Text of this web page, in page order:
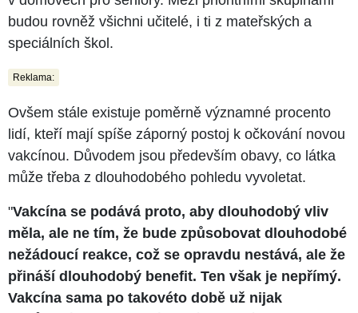
budou rovněž všichni učitelé, i ti z mateřských a
speciálních škol.
Reklama:
Ovšem stále existuje poměrně významné procento
lidí, kteří mají spíše záporný postoj k očkování novou
vakcínou. Důvodem jsou především obavy, co látka
může třeba z dlouhodobého pohledu vyvoletat.
"Vakcína se podává proto, aby dlouhodobý vliv
měla, ale ne tím, že bude způsobovat dlouhodobé
nežádoucí reakce, což se opravdu nestává, ale že
přináší dlouhodobý benefit. Ten však je nepřímý.
Vakcína sama po takovéto době už nijak